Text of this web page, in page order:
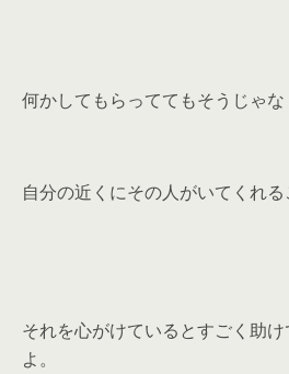
何かしてもらっててもそうじゃな
自分の近くにその人がいてくれる
それを心がけているとすごく助
よ。